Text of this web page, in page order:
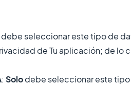
seleccionar este tipo de
de Tu aplicación; de lo
: Solodebe seleccionar este